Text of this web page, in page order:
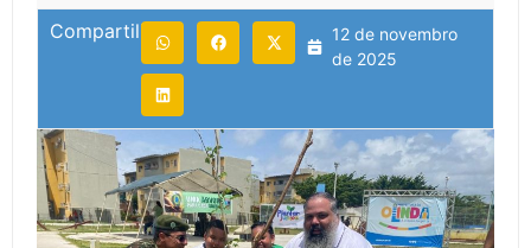
Compartilhe:
12 de novembro
de 2025